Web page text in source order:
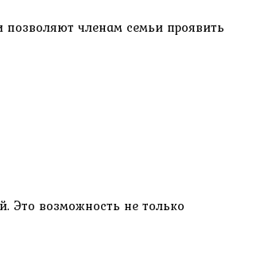
членам семьи проявить
Это возможность не только